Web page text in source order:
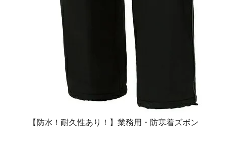
【防水！耐久性あり！】業務用・防寒着ズボン